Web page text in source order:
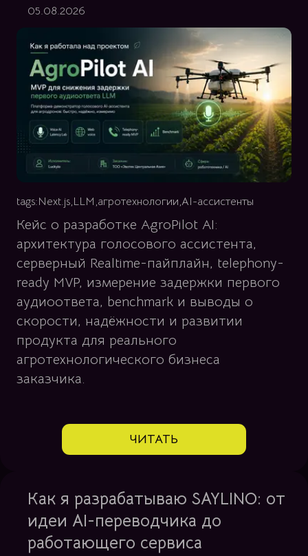
05.08.2026
tags:Next.js,LLM ,агротехнологии,AI-ассистенты
Кейс о разработке AgroPilot AI:
архитектура голосового ассистента,
серверный Realtime-пайплайн, telephony-
ready MVP, измерение задержки первого
аудиоответа, benchmark и выводы о
скорости, надёжности и развитии
продукта для реального
агротехнологического бизнеса
заказчика.
ЧИТАТЬ
Как я разрабатываю SAYLINO: от
идеи AI-переводчика до
работающего сервиса